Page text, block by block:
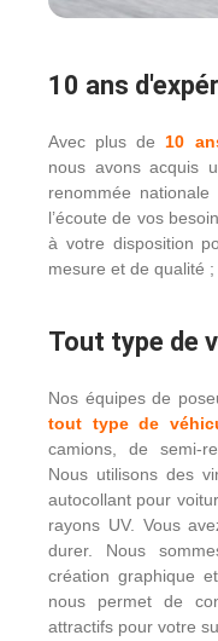
10 ans
Avec plus de 10
nous avons acquis
renommée
l’écoute de vos
à votre disposition
mesure et de qualité ;
Tout type de
Nos équipes de
tout type de v
camions, de semi-
Nous utilisons des
autocollant pour
rayons UV. Vous
durer. Nous
création graphique
nous permet de
attractifs pour votre